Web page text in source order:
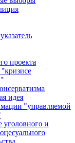
проекта
идея
"управляемой
уголовного и